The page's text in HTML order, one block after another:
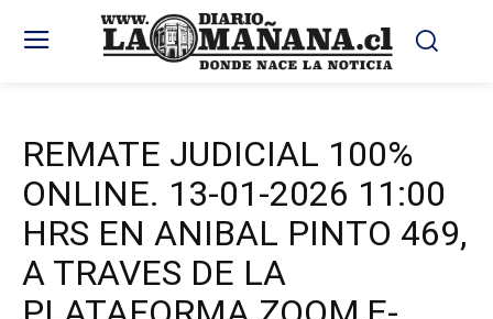
REMATE JUDICIAL 100%
ONLINE. 13-01-2026 11:00
HRS EN ANIBAL PINTO 469,
A TRAVES DE LA